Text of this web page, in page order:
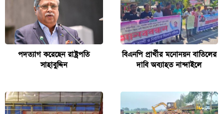
পদত্যাগ করেছেন রাষ্ট্রপতি
সাহাবুদ্দিন
বিএনপি প্রার্থীর মনোনয়ন বাতিলের
দাবি অব্যাহত নান্দাইলে